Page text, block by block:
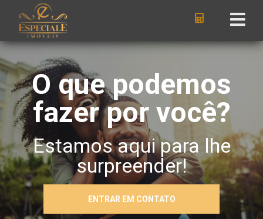
O que podemos
fazer por você?
Estamos aqui para lhe
surpreender!
ENTRAR EM CONTATO